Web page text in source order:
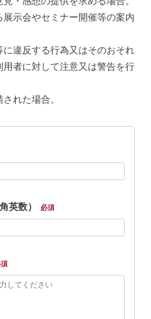
示会やセミナー開催等の案内
違反する行為又はそのおそれ
者に対して注意又は警告を行
れた場合。
英数） 必須